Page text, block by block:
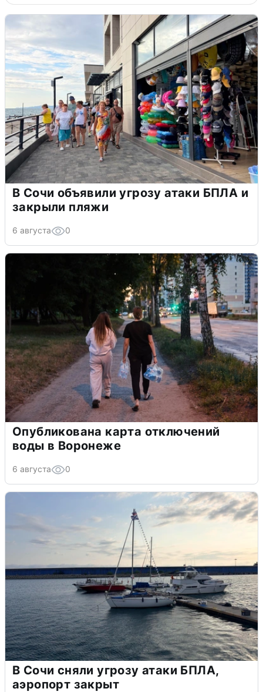
В Сочи объявили угрозу атаки БПЛА и
закрыли пляжи
6 августа 0
Опубликована карта отключений
воды в Воронеже
6 августа 0
В Сочи сняли угрозу атаки БПЛА,
аэропорт закрыт